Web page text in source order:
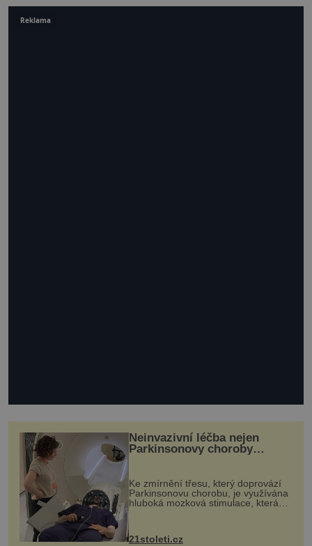
Neinvazivní léčba nejen
Parkinsonovy choroby
Ke zmírnění třesu, který doprovází
Parkinsonovu chorobu, je využívána
hluboká mozková stimulace, která
však vyžaduje vysoce invazivní
zákrok. Ultrazvuk zase není vhodný
k dostatečně přesnému zacílení ...
21stoleti.cz
Reklama